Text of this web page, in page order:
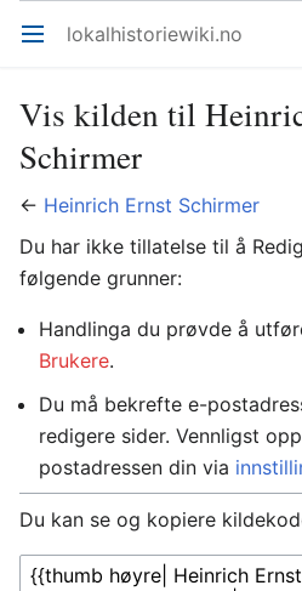
Åpne hovedmenyen lokalhistoriewiki.no
Vis kilden til
Schirmer
← Heinrich Ernst Schirmer
Du har ikke tillatelse til å
følgende grunner:
Handlinga du prøvde å
Brukere.
Du må bekrefte e-
redigere sider. Vennligst
postadressen din via
Du kan se og kopiere